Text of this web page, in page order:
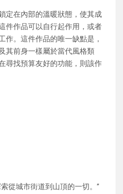
定在內部的溫暖狀態，使其成
件作品可以自行起作用，或者
作。這件作品的唯一缺點是，
其前身一樣屬於當代風格類
尋找預算友好的功能，則該作
從城市街道到山頂的一切。”